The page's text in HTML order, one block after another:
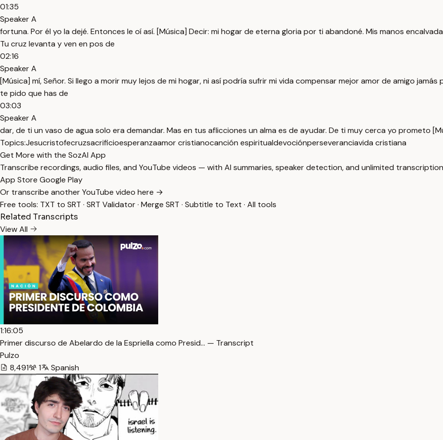
01:35
Speaker A
fortuna. Por él yo la dejé. Entonces le oí así. [Música] Decir: mi hogar de eterna gloria por ti abandoné. Mis manos
Tu cruz levanta y ven en pos de
02:16
Speaker A
[Música] mí, Señor. Si llego a morir muy lejos de mi hogar, ni así podría sufrir mi vida compensar mejor amor de amigo
te pido que has de
03:03
Speaker A
dar, de ti un vaso de agua solo era demandar. Mas en tus aflicciones un alma es de ayudar. De ti muy cerca yo prometo
Topics:Jesucristofecruzsacrificioesperanzaamor cristianocanción espiritualdevociónperseveranciavida cristiana
Get More with the SozAI App
Transcribe recordings, audio files, and YouTube videos — with AI summaries, speaker detection, and unlimited
App Store Google Play
Or transcribe another YouTube video here →
Free tools: TXT to SRT · SRT Validator· Merge SRT · Subtitle to Text · All tools
Related Transcripts
View All
1:16:05
Primer discurso de Abelardo de la Espriella como Presid… — Transcript
Pulzo
8,491
1 Spanish